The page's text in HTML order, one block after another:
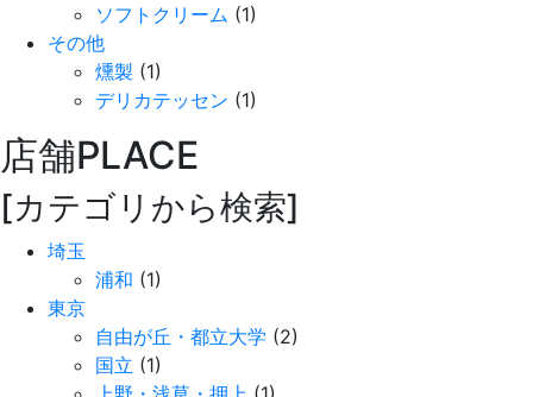
ソフトクリーム (1)
その他
燻製 (1)
デリカテッセン (1)
店舗PLACE
[カテゴリから検索]
埼玉
浦和 (1)
東京
自由が丘・都立大学 (2)
国立 (1)